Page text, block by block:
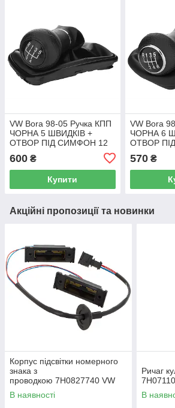
VW Bora 98-05 Ручка КПП
ЧОРНА 5 ШВИДКІВ +
ОТВОР ПІД СИМФОН 12
600 ₴
Купити
VW Bora
ЧОРНА 6
ОТВОР
570₴
Акційні пропозиції та новинки
Корпус підсвітки номерного
знака з
проводкою 7H0827740 VW
Caddy III (2K) 2004-2015
/ Caddy IV (SA) 2016-
В наявності
Ричаг
В